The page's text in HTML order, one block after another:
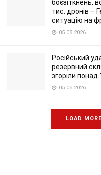
боєзіткнень,
тис. дронів –
ситуацію на
05.08.2026
Російський
резервний
згоріли понад
05.08.2026
LOAD MORE